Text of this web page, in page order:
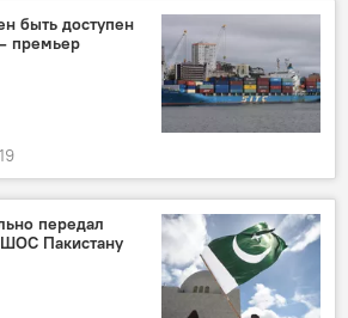
быть доступен
премьер
передал
ШОС Пакистану